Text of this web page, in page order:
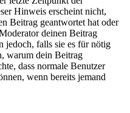
Hinweis erscheint nicht,
Beitrag geantwortet hat oder
deinen Beitrag
jedoch, falls sie es für nötig
warum dein Beitrag
dass normale Benutzer
wenn bereits jemand